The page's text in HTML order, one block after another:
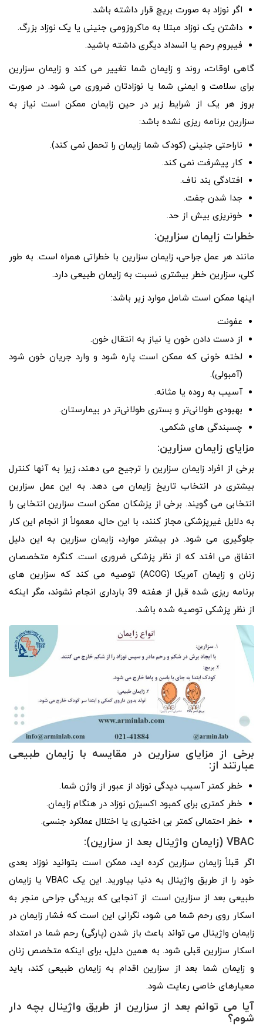
اگر نوزاد به صورت بریچ قرار داشته باشد.
داشتن یک نوزاد مبتلا به ماکروزومی جنینی یا یک نوزاد بزرگ.
فیبروم رحم یا انسداد دیگری داشته باشید.
گاهی اوقات، روند و زایمان شما تغییر می کند و زایمان سزارین
برای سلامت و ایمنی شما یا نوزادتان ضروری می شود. در صورت
بروز هر یک از شرایط زیر در حین زایمان ممکن است نیاز به
سزارین برنامه ریزی نشده باشد:
ناراحتی جنینی (کودک شما زایمان را تحمل نمی کند).
کار پیشرفت نمی کند.
افتادگی بند ناف.
جدا شدن جفت.
خونریزی بیش از حد.
خطرات زایمان سزارین:
مانند هر عمل جراحی، زایمان سزارین با خطراتی همراه است. به طور
کلی، سزارین خطر بیشتری نسبت به زایمان طبیعی دارد.
اینها ممکن است شامل موارد زیر باشد:
عفونت
از دست دادن خون یا نیاز به انتقال خون.
لخته خونی که ممکن است پاره شود و وارد جریان خون شود
(آمبولی).
آسیب به روده یا مثانه.
بهبودی طولانی‌تر و بستری طولانی‌تر در بیمارستان.
چسبندگی های شکمی.
مزایای زایمان سزارین:
برخی از افراد زایمان سزارین را ترجیح می دهند، زیرا به آنها کنترل
بیشتری در انتخاب تاریخ زایمان می دهد. به این عمل سزارین
انتخابی می گویند. برخی از پزشکان ممکن است سزارین انتخابی را
به دلایل غیرپزشکی مجاز کنند، با این حال، معمولاً از انجام این کار
جلوگیری می شود. در بیشتر موارد، زایمان سزارین به این دلیل
اتفاق می افتد که از نظر پزشکی ضروری است. کنگره متخصصان
زنان و زایمان آمریکا (ACOG) توصیه می کند که سزارین های
برنامه ریزی شده قبل از هفته 39 بارداری انجام نشوند، مگر اینکه
از نظر پزشکی توصیه شده باشد.
برخی از مزایای سزارین در مقایسه با زایمان طبیعی
عبارتند از:
خطر کمتر آسیب دیدگی نوزاد از عبور از واژن شما.
خطر کمتری برای کمبود اکسیژن نوزاد در هنگام زایمان.
خطر احتمالی کمتر بی اختیاری یا اختلال عملکرد جنسی.
VBAC (زایمان واژینال بعد از سزارین):
اگر قبلاً زایمان سزارین کرده اید، ممکن است بتوانید نوزاد بعدی
خود را از طریق واژینال به دنیا بیاورید. این یک VBAC یا زایمان
طبیعی بعد از سزارین است. از آنجایی که بریدگی جراحی منجر به
اسکار روی رحم شما می شود، نگرانی این است که فشار زایمان در
زایمان واژینال می تواند باعث باز شدن (پارگی) رحم شما در امتداد
اسکار سزارین قبلی شود. به همین دلیل، برای اینکه متخصص زنان
و زایمان شما بعد از سزارین اقدام به زایمان طبیعی کند، باید
معیارهای خاصی رعایت شود.
آیا می توانم بعد از سزارین از طریق واژینال بچه دار
شوم؟